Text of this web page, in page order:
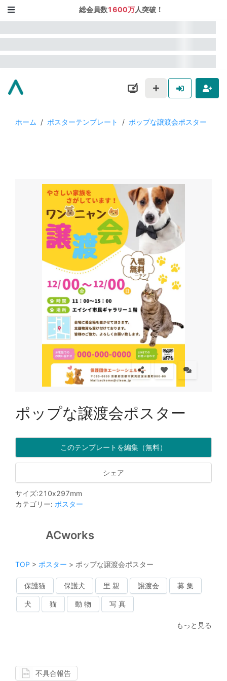
総会員数1600万人突破！
ホーム / ポスターテンプレート / ポップな譲渡会ポスター
ポップな譲渡会ポスター
このテンプレートを編集（無料）
シェア
サイズ:210x297mm
カテゴリー: ポスター
ACworks
TOP > ポスター > ポップな譲渡会ポスター
保護猫 保護犬 里 親 譲渡会 募 集
犬 猫 動 物 写 真
もっと見る
不具合報告